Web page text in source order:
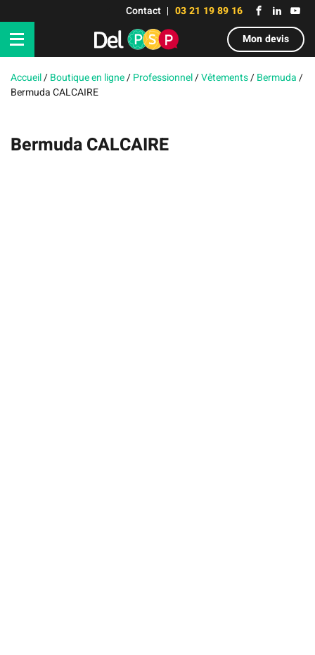
Contact
03 21 19 89 16
Mon devis
Accueil/Boutique en ligne/Professionnel/Vêtements/Bermuda/
Bermuda CALCAIRE
Bermuda CALCAIRE